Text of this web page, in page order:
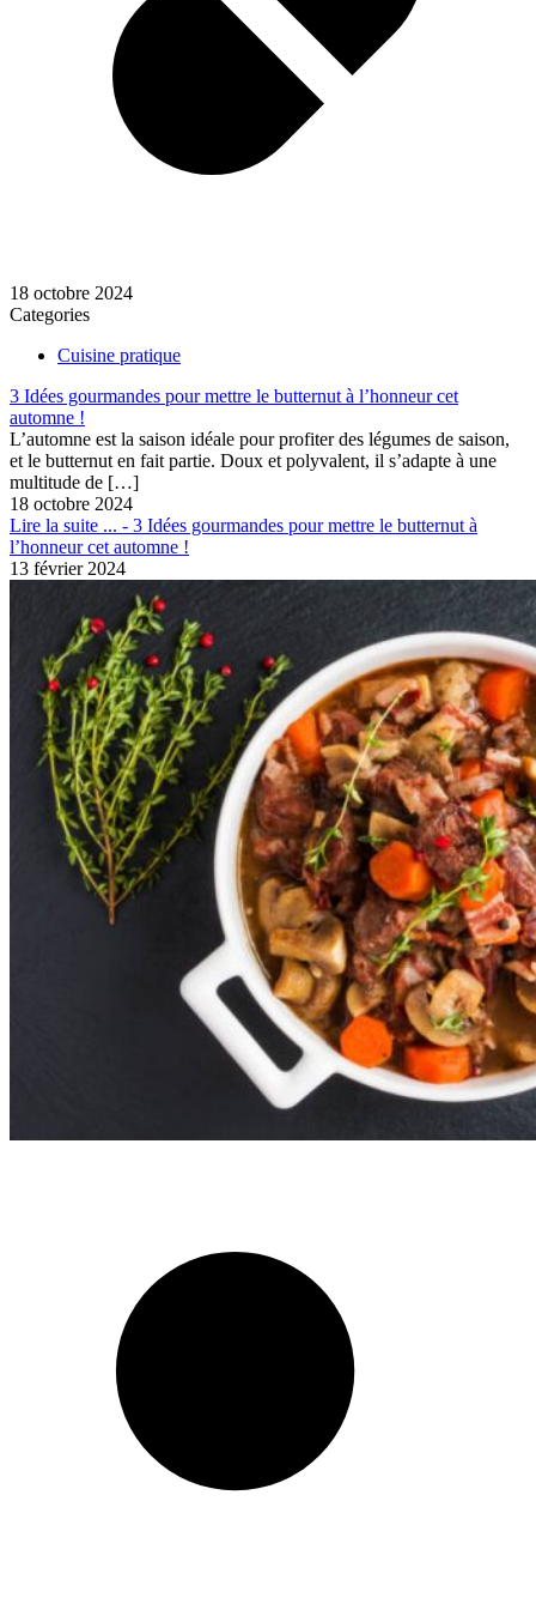
18 octobre 2024
Categories
Cuisine pratique
3 Idées gourmandes pour mettre le butternut à l’honneur cet
automne !
L’automne est la saison idéale pour profiter des légumes de saison,
et le butternut en fait partie. Doux et polyvalent, il s’adapte à une
multitude de […]
18 octobre 2024
Lire la suite ... - 3 Idées gourmandes pour mettre le butternut à
l’honneur cet automne !
13 février 2024